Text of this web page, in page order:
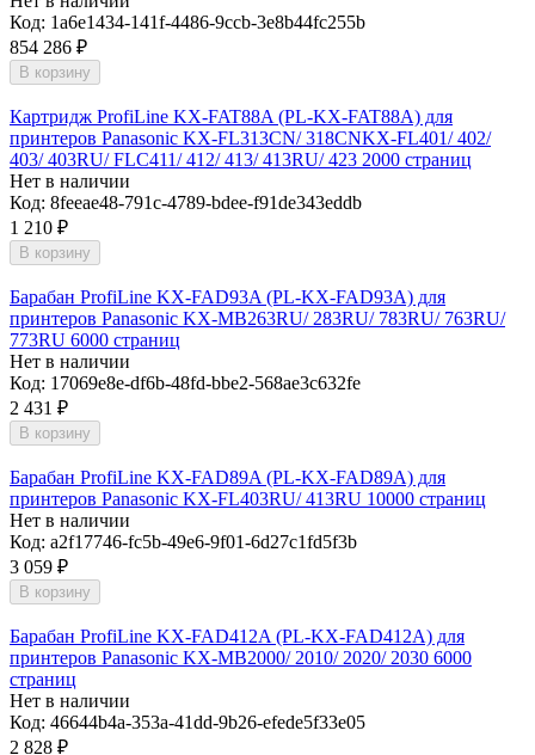
Код: 1a6e1434-141f-4486-9ccb-3e8b44fc255b
854 286 ₽
В корзину
Картридж ProfiLine KX-FAT88A (PL-KX-FAT88A) для
принтеров Panasonic KX-FL313CN/ 318CNKX-FL401/ 402/
403/ 403RU/ FLC411/ 412/ 413/ 413RU/ 423 2000 страниц
Нет в наличии
Код: 8feeae48-791c-4789-bdee-f91de343eddb
1 210 ₽
В корзину
Барабан ProfiLine KX-FAD93A (PL-KX-FAD93A) для
принтеров Panasonic KX-MB263RU/ 283RU/ 783RU/ 763RU/
773RU 6000 страниц
Нет в наличии
Код: 17069e8e-df6b-48fd-bbe2-568ae3c632fe
2 431 ₽
В корзину
Барабан ProfiLine KX-FAD89A (PL-KX-FAD89A) для
принтеров Panasonic KX-FL403RU/ 413RU 10000 страниц
Нет в наличии
Код: a2f17746-fc5b-49e6-9f01-6d27c1fd5f3b
3 059 ₽
В корзину
Барабан ProfiLine KX-FAD412A (PL-KX-FAD412A) для
принтеров Panasonic KX-MB2000/ 2010/ 2020/ 2030 6000
страниц
Нет в наличии
Код: 46644b4a-353a-41dd-9b26-efede5f33e05
2 828 ₽